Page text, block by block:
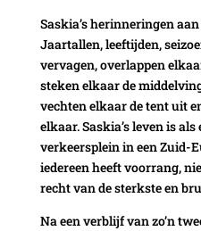
Saskia’s herinneringen
Jaartallen, leeftijden,
vervagen, overlappen
steken elkaar de
vechten elkaar de tent uit
elkaar. Saskia’s leven is
verkeersplein in een Zuid-
iedereen heeft voorrang,
recht van de sterkste en
Na een verblijf van zo’n